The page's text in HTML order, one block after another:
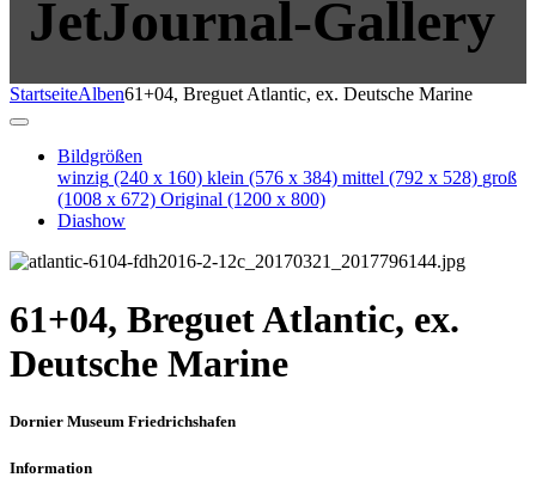
JetJournal-Gallery
StartseiteAlben61+04, Breguet Atlantic, ex. Deutsche Marine
Bildgrößen
winzig (240 x 160) klein (576 x 384) mittel (792 x 528) groß
(1008 x 672) Original (1200 x 800)
Diashow
61+04, Breguet Atlantic, ex.
Deutsche Marine
Dornier Museum Friedrichshafen
Information